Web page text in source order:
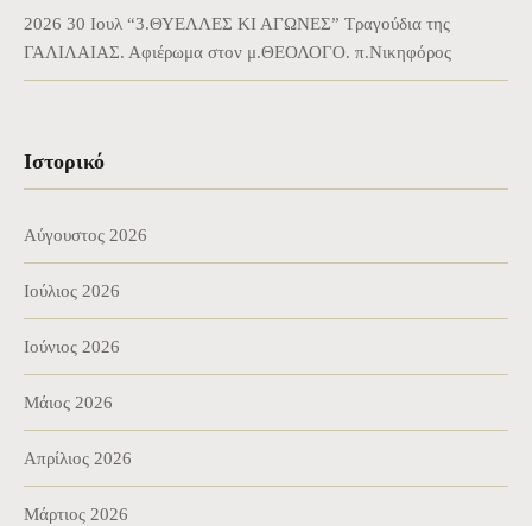
2026 30 Ιουλ “3.ΘΥΕΛΛΕΣ ΚΙ ΑΓΩΝΕΣ” Τραγούδια της
ΓΑΛΙΛΑΙΑΣ. Αφιέρωμα στον μ.ΘΕΟΛΟΓΟ. π.Νικηφόρος
Ιστορικό
Αύγουστος 2026
Ιούλιος 2026
Ιούνιος 2026
Μάιος 2026
Απρίλιος 2026
Μάρτιος 2026